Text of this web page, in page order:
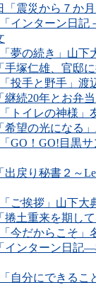
「震災から７か
インターン日記
夢の続き」山下
手塚仁雄、官邸
投手と野手」渡
継続20年とお弁
トイレの神様」
希望の光になる
GO！GO!目黒
出戻り秘書２～
ご挨拶」山下大
捲土重来を期し
今だからこそ」
インターン日記
自分にできるこ